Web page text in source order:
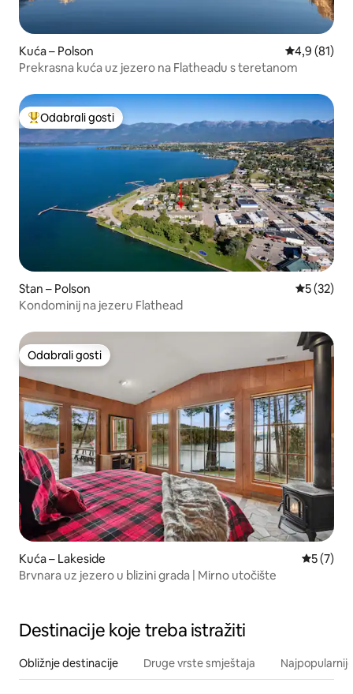
Kuća – Polson Prosječna
4,9 (81)
Prekrasna kuća uz jezero na Flatheadu s teretanom
Među najviše rangiranima s oznakom „Odabrali gosti”
Odabrali gosti
Stan – Polson Prosječna
5 (32)
Kondominij na jezeru Flathead
Odabrali gosti
Odabrali gosti
Kuća – Lakeside
5 (7)
Brvnara uz jezero u blizini grada | Mirno utočište
Destinacije koje treba istražiti
Obližnje destinacije Druge vrste smještaja